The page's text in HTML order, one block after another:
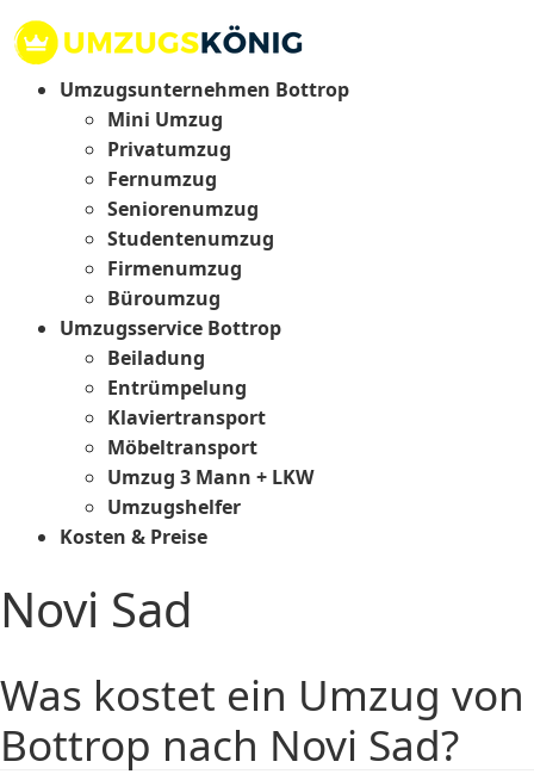
Umzugsunternehmen Bottrop
Mini Umzug
Privatumzug
Fernumzug
Seniorenumzug
Studentenumzug
Firmenumzug
Büroumzug
Umzugsservice Bottrop
Beiladung
Entrümpelung
Klaviertransport
Möbeltransport
Umzug 3 Mann + LKW
Umzugshelfer
Kosten & Preise
Novi Sad
Was kostet ein Umzug von
Bottrop nach Novi Sad?